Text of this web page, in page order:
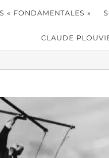
« FONDAMENTALES »
CLAUDE